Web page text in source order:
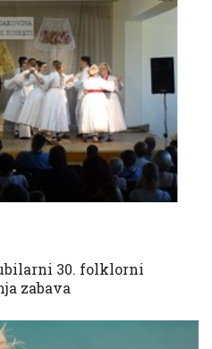
30. folklorni
zabava